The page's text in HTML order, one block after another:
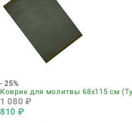
- 25%
Коврик для молитвы 68х115 см
1 080 ₽
810 ₽